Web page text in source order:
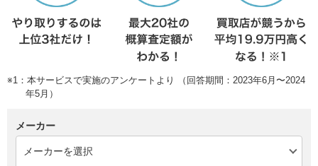
※1：本サービスで実施のアンケートより （回答期間：2023年6月〜2024
年5月）
メーカー